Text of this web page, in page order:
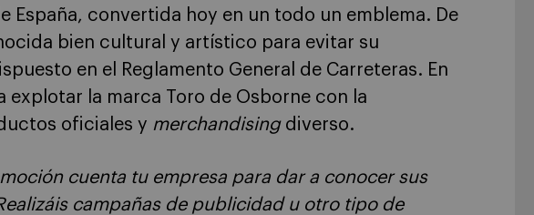
España, convertida hoy en un todo un emblema. De
bien cultural y artístico para evitar su
en el Reglamento General de Carreteras. En
explotar la marca Toro de Osborne con la
oficiales y merchandisingdiverso.
cuenta tu empresa para dar a conocer sus
campañas de publicidad u otro tipo de